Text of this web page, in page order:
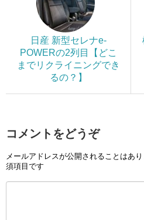
日産 新型セレナe-
POWERの2列目【どこ
までリクライニングでき
るの？】
コメントをどうぞ
メールアドレスが公開されることはあり
須項目です